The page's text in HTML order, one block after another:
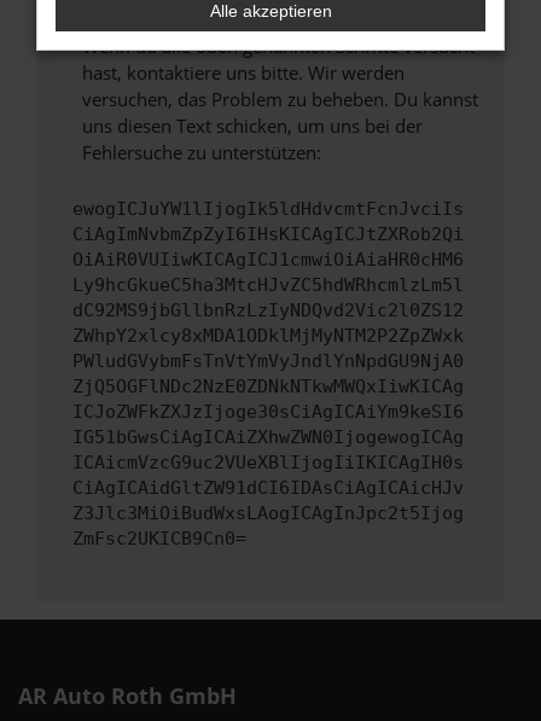
Wende dich an den Webseitenbetreiber.
Wenn du alle oben genannten Schritte versucht
hast, kontaktiere uns bitte. Wir werden
versuchen, das Problem zu beheben. Du kannst
uns diesen Text schicken, um uns bei der
Fehlersuche zu unterstützen:
ewogICJuYW1lIjogIk5ldHdvcmtFcnJvciIs
CiAgImNvbmZpZyI6IHsKICAgICJtZXRob2Qi
OiAiR0VUIiwKICAgICJ1cmwiOiAiaHR0cHM6
Ly9hcGkueC5ha3MtcHJvZC5hdWRhcmlzLm5l
dC92MS9jbGllbnRzLzIyNDQvd2Vic2l0ZS12
ZWhpY2xlcy8xMDA1ODklMjMyNTM2P2ZpZWxk
PWludGVybmFsTnVtYmVyJndlYnNpdGU9NjA0
ZjQ5OGFlNDc2NzE0ZDNkNTkwMWQxIiwKICAg
ICJoZWFkZXJzIjoge30sCiAgICAiYm9keSI6
IG51bGwsCiAgICAiZXhwZWN0IjogewogICAg
ICAicmVzcG9uc2VUeXBlIjogIiIKICAgIH0s
CiAgICAidGltZW91dCI6IDAsCiAgICAicHJv
Z3Jlc3MiOiBudWxsLAogICAgInJpc2t5Ijog
ZmFsc2UKICB9Cn0=
AR Auto Roth GmbH
Alle akzeptieren